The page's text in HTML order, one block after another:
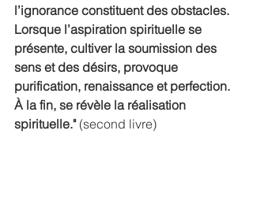
l’ignorance constituent des obstacles.
Lorsque l’aspiration spirituelle se
présente, cultiver la soumission des
sens et des désirs, provoque
purification, renaissance et perfection.
À la fin, se révèle la réalisation
spirituelle." (second livre)